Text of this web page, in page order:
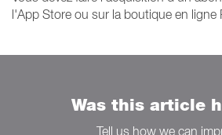
l'App Store ou sur la boutique en ligne
Was this article
Tell us how we can